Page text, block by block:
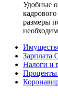
Удобные
размеры
Зарплата
Налоги и